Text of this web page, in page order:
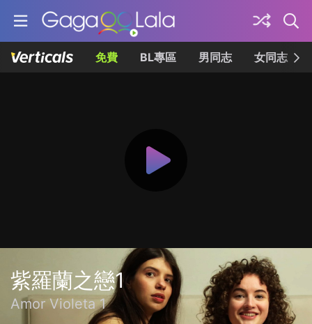
免費 BL專區 男同志 女同志
紫羅蘭之戀1
Amor Violeta 1